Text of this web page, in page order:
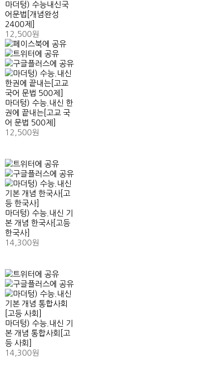
마더텅) 수능내신국
어문법[개념완성
2400제]
12,500원
마더텅) 수능.내신 한
권에 끝내는[고교 국
어 문법 500제]
12,500원
마더텅) 수능.내신 기
본 개념 한국사[고등
한국사]
14,300원
마더텅) 수능.내신 기
본 개념 통합사회[고
등 사회]
14,300원